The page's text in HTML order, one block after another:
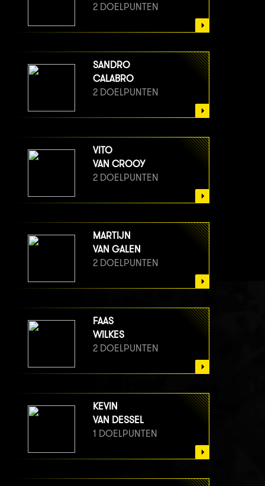
2 DOELPUNTEN
SANDRO
CALABRO
2 DOELPUNTEN
VITO
VAN CROOY
2 DOELPUNTEN
MARTIJN
VAN GALEN
2 DOELPUNTEN
FAAS
WILKES
2 DOELPUNTEN
KEVIN
VAN DESSEL
1 DOELPUNTEN